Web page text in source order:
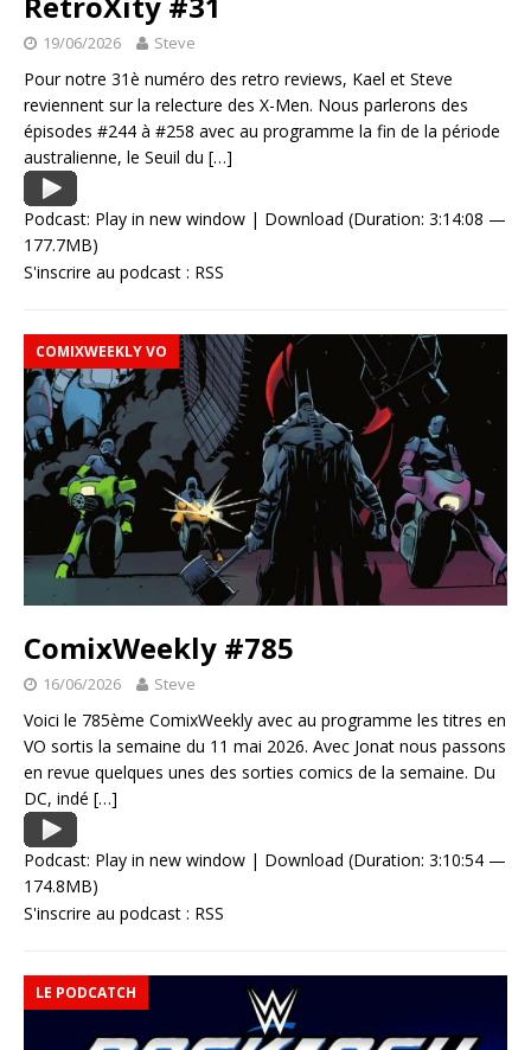
19/06/2026 Steve
Pour notre 31è numéro des retro reviews, Kael et Steve
reviennent sur la relecture des X-Men. Nous parlerons des
épisodes #244 à #258 avec au programme la fin de la période
australienne, le Seuil du […]
Podcast: Play in new window | Download (Duration: 3:14:08 —
177.7MB)
S'inscrire au podcast : RSS
COMIXWEEKLY VO
ComixWeekly #785
16/06/2026 Steve
Voici le 785ème ComixWeekly avec au programme les titres en
VO sortis la semaine du 11 mai 2026. Avec Jonat nous passons
en revue quelques unes des sorties comics de la semaine. Du
DC, indé […]
Podcast: Play in new window | Download (Duration: 3:10:54 —
174.8MB)
S'inscrire au podcast : RSS
LE PODCATCH